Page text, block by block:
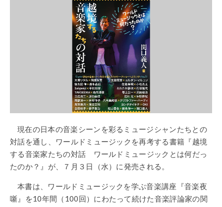
現在の日本の音楽シーンを彩るミュージシャンたちとの
対話を通し、ワールドミュージックを再考する書籍『越境
する音楽家たちの対話 ワールドミュージックとは何だっ
たのか？』が、７月３日（水）に発売される。
本書は、ワールドミュージックを学ぶ音楽講座『音楽夜
噺』を10年間（ 100回）にわたって続けた音楽評論家の関